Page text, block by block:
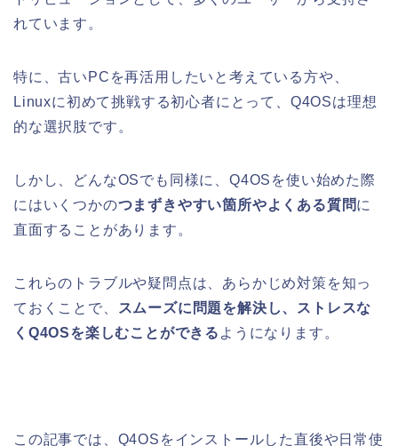
れています。
特に、古いPCを再活用したいと考えている方や、
Linuxに初めて挑戦する初心者にとって、Q4OSは理想
的な選択肢です。
しかし、どんなOSでも同様に、Q4OSを使い始めた際
にはいくつかのつまずきやすい箇所やよくある質問に
直面することがあります。
これらのトラブルや疑問点は、あらかじめ対策を知っ
ておくことで、
スムーズに問題を解決し、ストレスな
くQ4OSを楽しむことができる ようになります。
この記事では、Q4OSをインストールした直後や日常使